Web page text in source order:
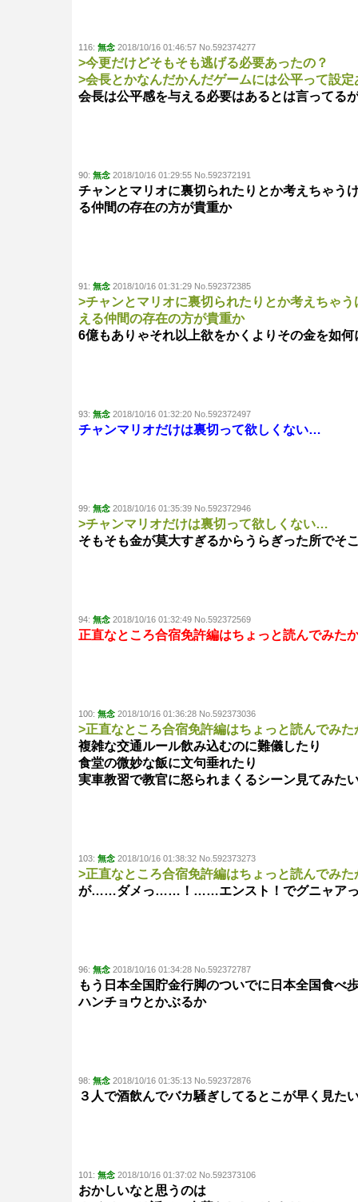
116: 無念 2018/10/16 01:46:57 No.592374277
>今更だけどそもそも逃げる必要あったの？
>会長とかなんだかんだゲームには公平って設定
会長は公平感を与える必要はあるとは言ってる
90: 無念 2018/10/16 01:29:55 No.592372191
チャンとマリオに裏切られたりとか考えちゃう
る仲間の存在の方が貴重か
91: 無念 2018/10/16 01:31:29 No.592372385
>チャンとマリオに裏切られたりとか考えちゃ
える仲間の存在の方が貴重か
6億もありゃそれ以上欲をかくよりその金を如
93: 無念 2018/10/16 01:32:20 No.592372497
チャンマリオだけは裏切って欲しくない…
99: 無念 2018/10/16 01:35:39 No.592372946
>チャンマリオだけは裏切って欲しくない…
そもそも金が莫大すぎるからうらぎった所でそ
94: 無念 2018/10/16 01:32:49 No.592372569
正直なところ合宿免許編はちょっと読んでみた
100: 無念 2018/10/16 01:36:28 No.592373036
>正直なところ合宿免許編はちょっと読んでみた
複雑な交通ルール飲み込むのに難儀したり
食堂の微妙な飯に文句垂れたり
実車教習で教官に怒られまくるシーン見てみた
103: 無念 2018/10/16 01:38:32 No.592373273
>正直なところ合宿免許編はちょっと読んでみた
が……ダメっ……！……エンスト！でグニャアっ
96: 無念 2018/10/16 01:34:28 No.592372787
もう日本全国貯金行脚のついでに日本全国食べ
ハンチョウとかぶるか
98: 無念 2018/10/16 01:35:13 No.592372876
３人で酒飲んでバカ騒ぎしてるとこが早く見た
101: 無念 2018/10/16 01:37:02 No.592373106
おかしいなと思うのは